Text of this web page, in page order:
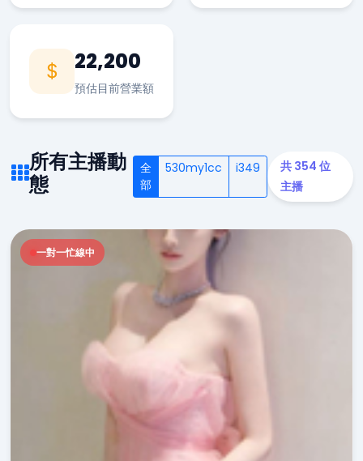
22,200
預估目前營業額
所有主播動
態
全
部
530my1cc i349
共 354 位
主播
一對一忙線中